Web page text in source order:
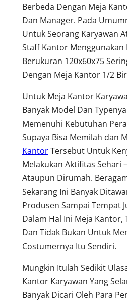
Berbeda Dengan Meja
Dan Manager. Pada
Untuk Seorang Karyawan
Staff Kantor Menggunakan
Berukuran 120x60x75
Dengan Meja Kantor 1/2
Untuk Meja Kantor
Banyak Model Dan
Memenuhi Kebutuhan
Supaya Bisa Memilah dan
KantorTersebut Untuk
Melakukan Aktifitas Sehari
Ataupun Dirumah.
Sekarang Ini Banyak
Produsen Sampai Tempat
Dalam Hal Ini Meja Kantor,
Dan Tidak Bukan Untuk
Costumernya Itu Sendiri.
Mungkin Itulah Sedikit
Kantor Karyawan Yang
Banyak Dicari Oleh Para